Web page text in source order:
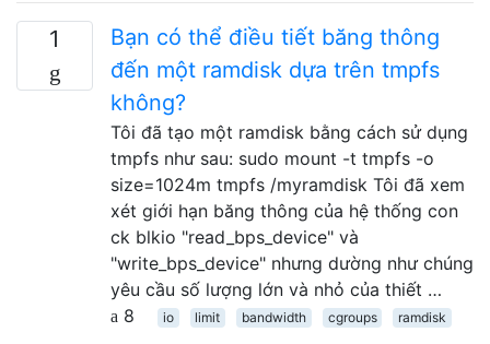
1
Bạn có thể điều tiết băng thông
đến một ramdisk dựa trên tmpfs
không?
Tôi đã tạo một ramdisk bằng cách sử dụng
tmpfs như sau: sudo mount -t tmpfs -o
size=1024m tmpfs /myramdisk Tôi đã xem
xét giới hạn băng thông của hệ thống con
ck blkio "read_bps_device" và
"write_bps_device" nhưng dường như chúng
yêu cầu số lượng lớn và nhỏ của thiết …
8
io limit bandwidth cgroups ramdisk